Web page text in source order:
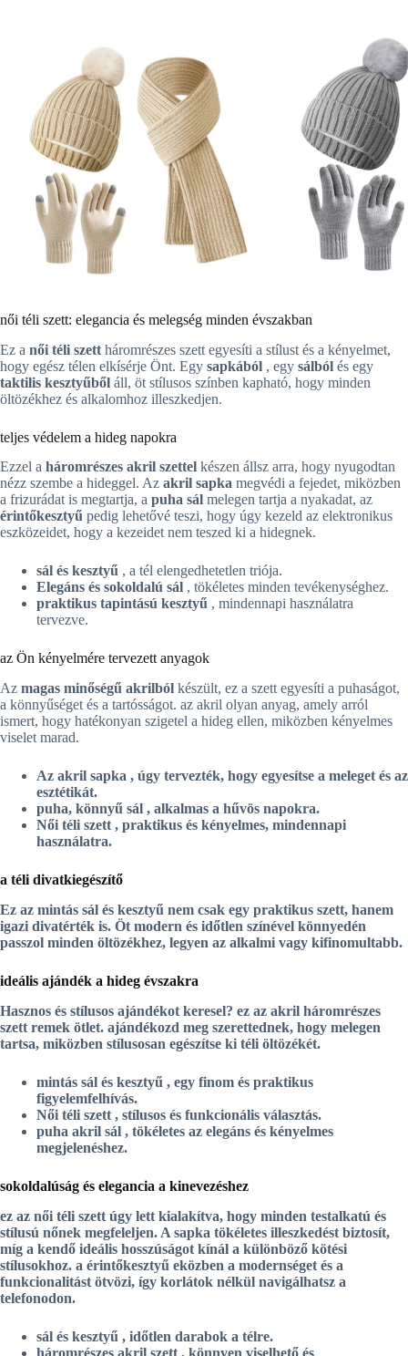
női téli szett: elegancia és melegség minden évszakban
Ez a női téli szett háromrészes szett egyesíti a stílust és a kényelmet,
hogy egész télen elkísérje Önt. Egy sapkából , egy sálból és egy
taktilis kesztyűből áll, öt stílusos színben kapható, hogy minden
öltözékhez és alkalomhoz illeszkedjen.
teljes védelem a hideg napokra
Ezzel a háromrészes akril szettel készen állsz arra, hogy nyugodtan
nézz szembe a hideggel. Az akril sapka megvédi a fejedet, miközben
a frizurádat is megtartja, a puha sál melegen tartja a nyakadat, az
érintőkesztyű pedig lehetővé teszi, hogy úgy kezeld az elektronikus
eszközeidet, hogy a kezeidet nem teszed ki a hidegnek.
sál és kesztyű , a tél elengedhetetlen triója.
Elegáns és sokoldalú sál , tökéletes minden tevékenységhez.
praktikus tapintású kesztyű , mindennapi használatra
tervezve.
az Ön kényelmére tervezett anyagok
Az magas minőségű akrilból készült, ez a szett egyesíti a puhaságot,
a könnyűséget és a tartósságot. az akril olyan anyag, amely arról
ismert, hogy hatékonyan szigetel a hideg ellen, miközben kényelmes
viselet marad.
Az akril sapka , úgy tervezték, hogy egyesítse a meleget és az
esztétikát.
puha, könnyű sál , alkalmas a hűvös napokra.
Női téli szett , praktikus és kényelmes, mindennapi
használatra.
a téli divatkiegészítő
Ez az mintás sál és kesztyű nem csak egy praktikus szett, hanem
igazi divatérték is. Öt modern és időtlen színével könnyedén
passzol minden öltözékhez, legyen az alkalmi vagy kifinomultabb.
ideális ajándék a hideg évszakra
Hasznos és stílusos ajándékot keresel? ez az akril háromrészes
szett remek ötlet. ajándékozd meg szerettednek, hogy melegen
tartsa, miközben stílusosan egészítse ki téli öltözékét.
mintás sál és kesztyű , egy finom és praktikus
figyelemfelhívás.
Női téli szett , stílusos és funkcionális választás.
puha akril sál , tökéletes az elegáns és kényelmes
megjelenéshez.
sokoldalúság és elegancia a kinevezéshez
ez az női téli szett úgy lett kialakítva, hogy minden testalkatú és
stílusú nőnek megfeleljen. A sapka tökéletes illeszkedést biztosít,
míg a kendő ideális hosszúságot kínál a különböző kötési
stílusokhoz. a érintőkesztyű eközben a modernséget és a
funkcionalitást ötvözi, így korlátok nélkül navigálhatsz a
telefonodon.
sál és kesztyű , időtlen darabok a télre.
háromrészes akril szett , könnyen viselhető és